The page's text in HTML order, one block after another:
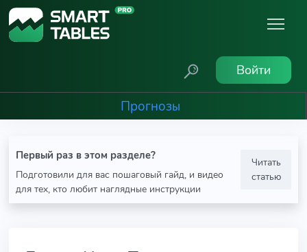
Войти
Прогнозы
Первый раз в этом разделе?
Подготовили для вас пошаговый гайд, и видео
для тех, кто любит наглядные инструкции
Читать
статью